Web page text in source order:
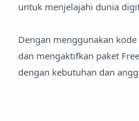
untuk menjelajahi dunia
Dengan menggunakan
dan mengaktifkan paket
dengan kebutuhan dan